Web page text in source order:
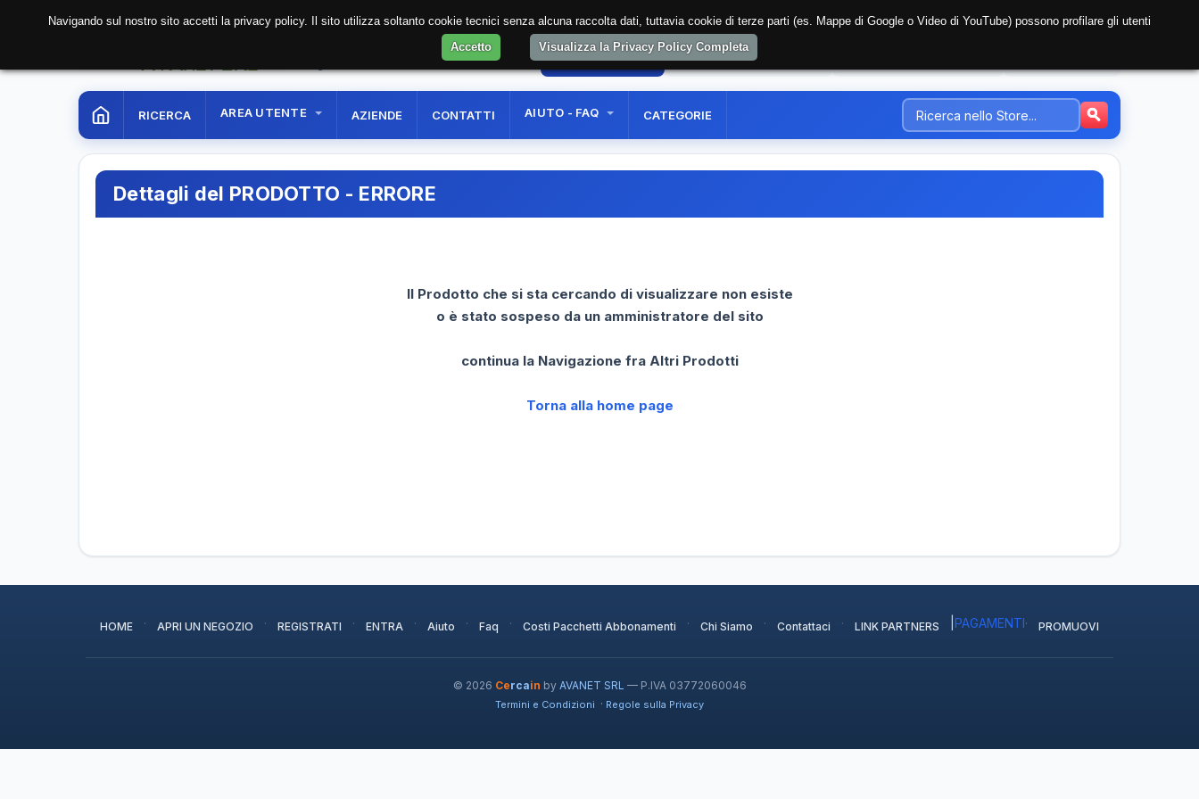
AREA RISERVATA REGISTRAZIONE UTENTE
RICERCA AREA UTENTE AZIENDE CONTATTI AIUTO - FAQ CATEGORIE
Dettagli del PRODOTTO - ERRORE
Il Prodotto che si sta cercando di visualizzare non esiste
o è stato sospeso da un amministratore del sito
continua la Navigazione fra Altri Prodotti
Torna alla home page
HOME · APRI UN NEGOZIO · REGISTRATI · ENTRA · Aiuto · Faq · Costi Pacchetti Abbonamenti · Chi Siamo · Contattaci · LINK PARTNERS PAGAMENTI· PROMUOVI
© 2026 Cercain by AVANET SRL — P.IVA 03772060046
Termini e Condizioni · Regole sulla Privacy
Navigando sul nostro sito accetti la privacy policy. Il sito utilizza soltanto cookie tecnici senza alcuna raccolta dati, tuttavia cookie di terze parti (es. Mappe di Google o Video di YouTube) possono profilare gli utenti
Accetto
Visualizza la Privacy Policy Completa